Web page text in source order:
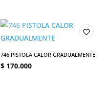
746 PISTOLA CALOR GRADUALMENTE
$ 170.000